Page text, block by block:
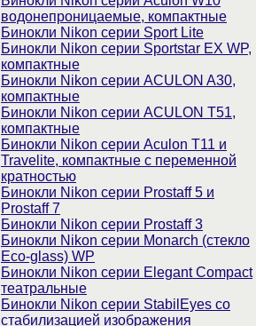
водонепроницаемые, компактные
Бинокли Nikon серии Sport Lite
Бинокли Nikon серии Sportstar EX WP,
компактные
Бинокли Nikon серии ACULON A30,
компактные
Бинокли Nikon серии ACULON Т51,
компактные
Бинокли Nikon серии Aculon T11 и
Travelite, компактные с переменной
кратностью
Бинокли Nikon серии Prostaff 5 и
Prostaff 7
Бинокли Nikon серии Prostaff 3
Бинокли Nikon серии Monarch (стекло
Eco-glass) WP
Бинокли Nikon серии Elegant Compact
театральные
Бинокли Nikon серии StabilEyes со
стабилизацией изображения